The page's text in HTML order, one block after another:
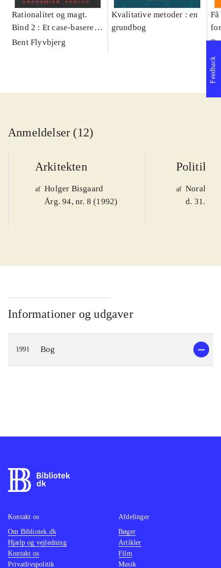
Rationalitet og magt.
Bind 2 : Et case-baseret
studie af planlægning,
Bent Flyvbjerg
Kvalitative metoder : en
grundbog
Anmeldelser (12)
Arkitekten
af Holger Bisgaard
Årg. 94, nr. 8 (1992)
Politiken
af Noralv
d. 31.
Informationer og udgaver
1991 Bog
Feedback
Kontakt os
Om Bibliotek.dk
Hjælp og vejledning
Kontakt os
Privatlivspolitik
Afdelinger
Bøger
Artikler
Film
Musik